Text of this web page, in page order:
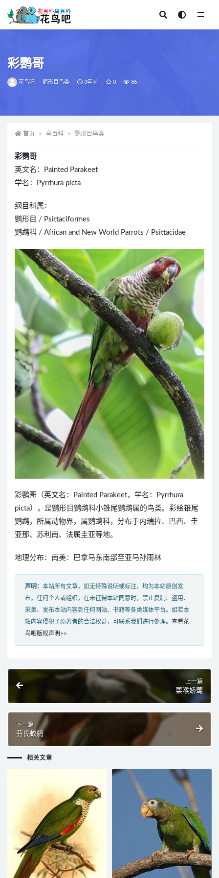
彩鹦哥
花鸟吧 鹦形目鸟类 3年前 0 86
首页 鸟百科 鹦形目鸟类
彩鹦哥
英文名：Painted Parakeet
学名：Pyrrhura picta
纲目科属：
鹦形目 / Psittaciformes
鹦鹉科 / African and New World Parrots / Psittacidae
彩鹦哥（英文名：Painted Parakeet，学名：Pyrrhura
picta），是鹦形目鹦鹉科小锥尾鹦鹉属的鸟类。彩绘锥尾
鹦鹉，所属动物界，属鹦鹉科，分布于内瑞拉、巴西、圭
亚那、苏利南、法属圭亚等地。
地理分布：南美：巴拿马东南部至亚马孙雨林
声明： 本站所有文章，如无特殊说明或标注，均为本站原创发
布。任何个人或组织，在未征得本站同意时，禁止复制、盗用、
采集、发布本站内容到任何网站、书籍等各类媒体平台。如若本
站内容侵犯了原著者的合法权益，可联系我们进行处理。 查看花
鸟吧版权声明>>
上一篇
栗喉娇莺
下一篇
芬氏蚁鸫
相关文章